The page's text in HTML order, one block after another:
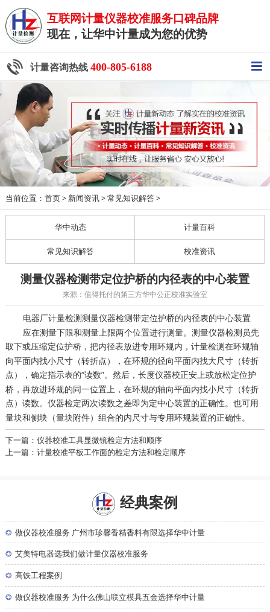
互联网计量仪器校准服务口碑品牌
现在，让华中计量成为您的优势
计量咨询热线 400-805-6188
当前位置： 首页> 新闻资讯> 常见知识解答>
华中动态 计量百科
常见知识解答 校准资讯
测量仪器检测带定位护桥的内径表的中心装置
来源：值得托付的第三方华中公正校准实验室
电器厂计量检测测量仪器检测带定位护桥的内径表的中心装置
应在测量下限和测量上限两个位置进行测量。测量仪器检测员先
取下或压缩定位护桥，把内径表放进专用环规内， 计量检测在环规轴
向平面内找小尺寸（转折点），在环规的径向平面内找大尺寸（转折
点），确定指示表的“读数”。然后， 长度仪器校正安上或放松定位护
桥，再放进环规的同一位置上，在环规的轴向平面内找小尺寸（转折
点）读数。 仪器检定两次读数之差即为定中心装置的正确性。也可用
量块和侧块（量块附件）组合的内尺寸与专用环规装置的正确性。
下一篇：仪器校准工具显微镜检定方法和顺序
上一篇：计量校准平板工作面的检定方法和检定顺序
经典案例
◎ 做仪器校准服务 广州市珍馨香精香料有限选择华中计量
◎ 艾美特电器选我们做计量仪器校准服务
◎ 高铁工程案例
◎ 做仪器校准服务 为什么佛山联立模具五金选择华中计量